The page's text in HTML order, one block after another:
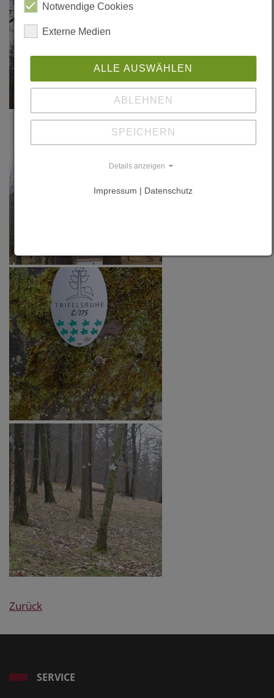
Zurück
SERVICE
Notwendige Cookies
Externe Medien
ALLE AUSWÄHLEN
ABLEHNEN
SPEICHERN
Details anzeigen
Impressum | Datenschutz